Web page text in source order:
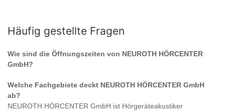
Häufig gestellte Fragen
Wie sind die Öffnungszeiten von NEUROTH HÖRCENTER
GmbH?
Welche Fachgebiete deckt NEUROTH HÖRCENTER GmbH
ab?
NEUROTH HÖRCENTER GmbH ist Hörgeräteakustiker